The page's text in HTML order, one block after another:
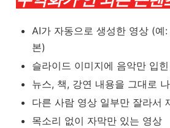
AI가 자동으로 생성한 영상 (예
본)
슬라이드 이미지에 음악만 입
뉴스, 책, 강연 내용을 그대로
다른 사람 영상 일부만 잘라서
목소리 없이 자막만 있는 영상